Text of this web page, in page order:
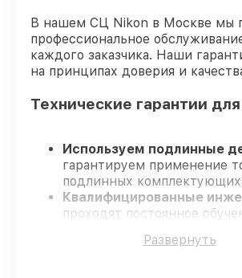
В нашем СЦ Nikon в Москве мы
профессиональное
каждого заказчика. Наши
на принципах доверия и
Технические гарантии
Используем подлинные
гарантируем применение
подлинных
Квалифицированные
проходят постоянное
профессионализма.
Развернуть